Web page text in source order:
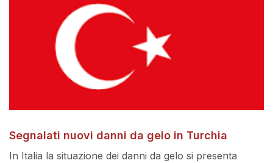
Segnalati nuovi danni da gelo in Turchia
In Italia la situazione dei danni da gelo si presenta